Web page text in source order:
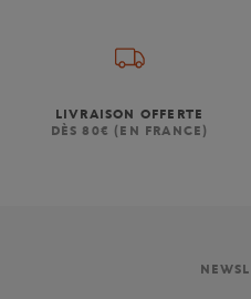
LIVRAISON OFFERTE
DÈS 80€ (EN FRANCE)